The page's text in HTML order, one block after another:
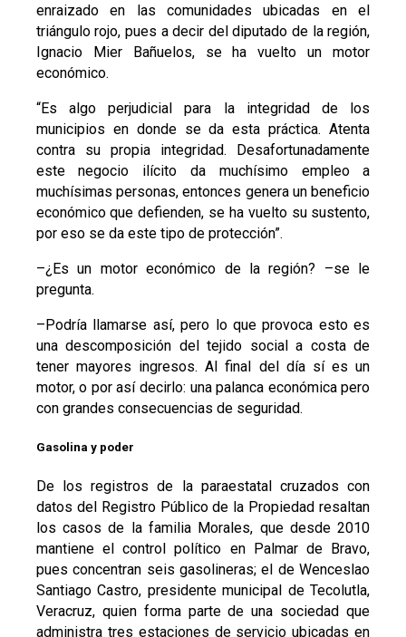
enraizado en las comunidades ubicadas en el
triángulo rojo, pues a decir del diputado de la región,
Ignacio Mier Bañuelos, se ha vuelto un motor
económico.
“Es algo perjudicial para la integridad de los
municipios en donde se da esta práctica. Atenta
contra su propia integridad. Desafortunadamente
este negocio ilícito da muchísimo empleo a
muchísimas personas, entonces genera un beneficio
económico que defienden, se ha vuelto su sustento,
por eso se da este tipo de protección”.
–¿Es un motor económico de la región? –se le
pregunta.
–Podría llamarse así, pero lo que provoca esto es
una descomposición del tejido social a costa de
tener mayores ingresos. Al final del día sí es un
motor, o por así decirlo: una palanca económica pero
con grandes consecuencias de seguridad.
Gasolina y poder
De los registros de la paraestatal cruzados con
datos del Registro Público de la Propiedad resaltan
los casos de la familia Morales, que desde 2010
mantiene el control político en Palmar de Bravo,
pues concentran seis gasolineras; el de Wenceslao
Santiago Castro, presidente municipal de Tecolutla,
Veracruz, quien forma parte de una sociedad que
administra tres estaciones de servicio ubicadas en